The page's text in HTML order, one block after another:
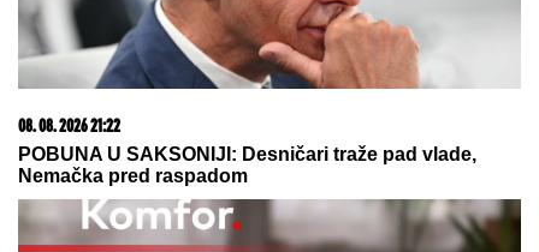
08. 08. 2026 21:22
POBUNA U SAKSONIJI: Desničari traže pad vlade,
Nemačka pred raspadom